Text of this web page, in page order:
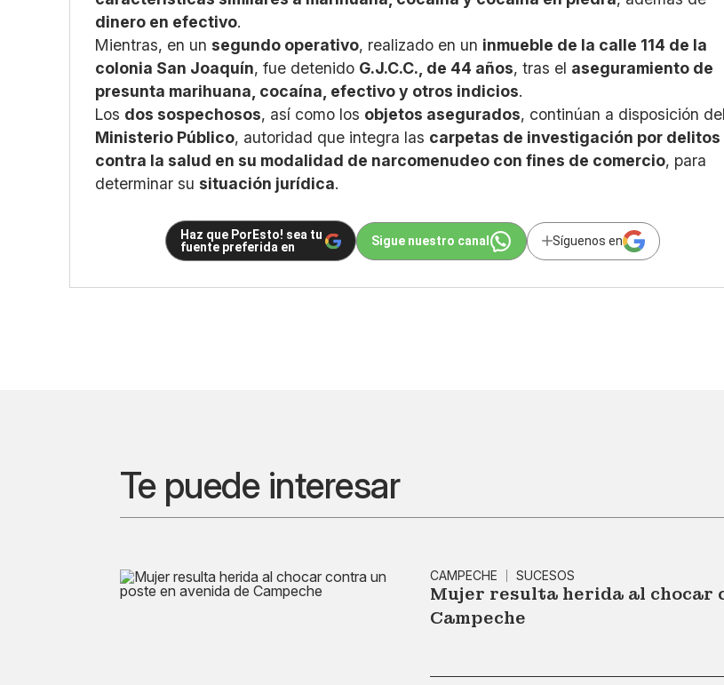
dinero en efectivo.
Mientras, en un segundo operativo, realizado en un inmueble de la calle 114 de la
colonia San Joaquín, fue detenido G.J.C.C., de 44 años, tras el aseguramiento de
presunta marihuana, cocaína, efectivo y otros indicios.
Los dos sospechosos, así como los objetos asegurados, continúan a disposición del
Ministerio Público, autoridad que integra las carpetas de investigación por delitos
contra la salud en su modalidad de narcomenudeo con fines de comercio, para
determinar su situación jurídica.
Haz que PorEsto! sea tu
fuente preferida en
Sigue nuestro canal Síguenos en
Te puede interesar
CAMPECHE SUCESOS
Mujer resulta herida al chocar
Campeche